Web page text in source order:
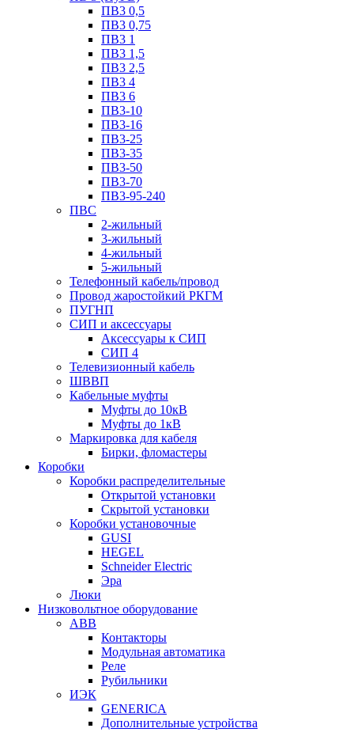
ПВ3 0,5
ПВ3 0,75
ПВ3 1
ПВ3 1,5
ПВ3 2,5
ПВ3 4
ПВ3 6
ПВ3-10
ПВ3-16
ПВ3-25
ПВ3-35
ПВ3-50
ПВ3-70
ПВ3-95-240
ПВС
2-жильный
3-жильный
4-жильный
5-жильный
Телефонный кабель/провод
Провод жаростойкий РКГМ
ПУГНП
СИП и аксессуары
Аксессуары к СИП
СИП 4
Телевизионный кабель
ШВВП
Кабельные муфты
Муфты до 10кВ
Муфты до 1кВ
Маркировка для кабеля
Бирки, фломастеры
Коробки
Коробки распределительные
Открытой установки
Скрытой установки
Коробки установочные
GUSI
HEGEL
Schneider Electric
Эра
Люки
Низковольтное оборудование
ABB
Контакторы
Модульная автоматика
Реле
Рубильники
ИЭК
GENERICA
Дополнительные устройства